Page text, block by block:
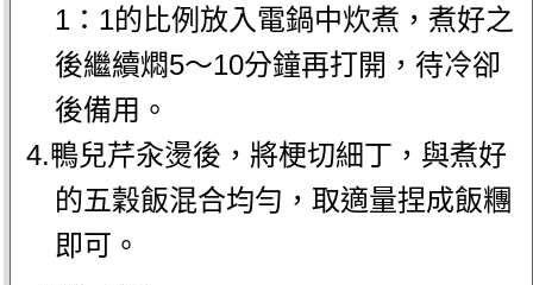
1：1的比例放入電鍋中炊煮，煮好之
後繼續燜5～10分鐘再打開，待冷卻
後備用。
4.鴨兒芹汆燙後，將梗切細丁，與煮好
的五穀飯混合均勻，取適量捏成飯糰
即可。